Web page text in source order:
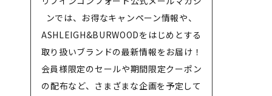
ンでは、お得なキャンペーン情報や、
ASHLEIGH&BURWOODをはじめとする
取り扱いブランドの最新情報をお届け！
会員様限定のセールや期間限定クーポン
の配布など、さまざまな企画を予定して